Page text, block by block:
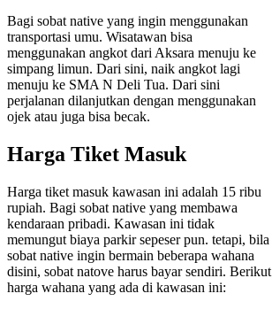
Bagi sobat native yang ingin menggunakan
transportasi umu. Wisatawan bisa
menggunakan angkot dari Aksara menuju ke
simpang limun. Dari sini, naik angkot lagi
menuju ke SMA N Deli Tua. Dari sini
perjalanan dilanjutkan dengan menggunakan
ojek atau juga bisa becak.
Harga Tiket Masuk
Harga tiket masuk kawasan ini adalah 15 ribu
rupiah. Bagi sobat native yang membawa
kendaraan pribadi. Kawasan ini tidak
memungut biaya parkir sepeser pun. tetapi, bila
sobat native ingin bermain beberapa wahana
disini, sobat natove harus bayar sendiri. Berikut
harga wahana yang ada di kawasan ini: